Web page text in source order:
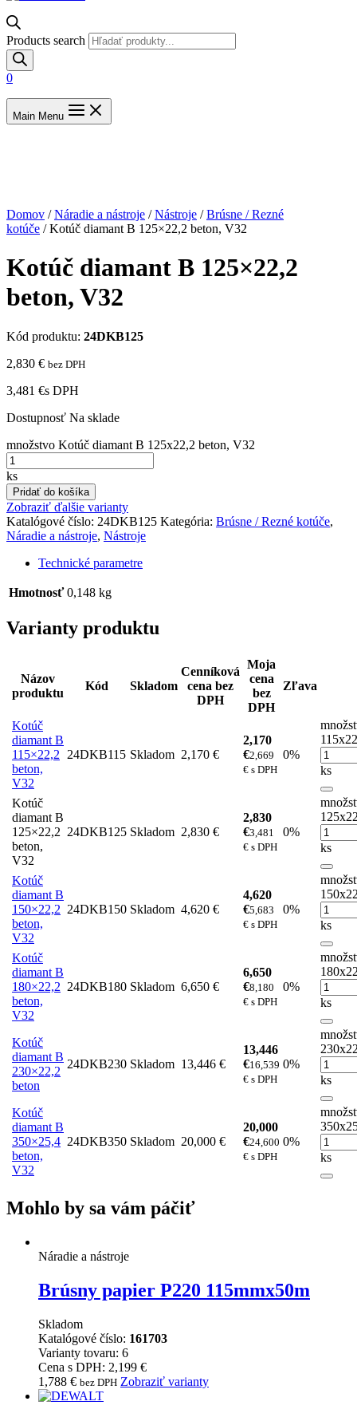
Products search
0
Main Menu
Domov /Náradie a nástroje /Nástroje /Brúsne / Rezné
kotúče / Kotúč diamant B 125×22,2 beton, V32
Kotúč diamant B 125×22,2
beton, V32
Kód produktu: 24DKB125
2,830 € bez DPH
3,481 €s DPH
Dostupnosť Na sklade
množstvo Kotúč diamant B 125x22,2 beton, V32
ks
Pridať do košíka
Zobraziť ďalšie varianty
Katalógové číslo: 24DKB125 Kategória: Brúsne / Rezné kotúče,
Náradie a nástroje, Nástroje
Technické parametre
Hmotnosť 0,148 kg
Varianty produktu
Názov
produktu
Kód Skladom
Cenníková
cena bez
DPH
Moja
cena
bez
DPH
Zľava
Kotúč
diamant B
115×22,2
beton,
V32
24DKB115 Skladom 2,170 €
2,170
€2,669
€ s DPH
0%
ks
Kotúč
diamant B
125×22,2
beton,
V32
24DKB125 Skladom 2,830 €
2,830
€3,481
€ s DPH
0%
ks
Kotúč
diamant B
150×22,2
beton,
V32
24DKB150 Skladom 4,620 €
4,620
€5,683
€ s DPH
0%
ks
Kotúč
diamant B
180×22,2
beton,
V32
24DKB180 Skladom 6,650 €
6,650
€8,180
€ s DPH
0%
ks
Kotúč
diamant B
230×22,2
beton
24DKB230 Skladom 13,446 €
13,446
€16,539
€ s DPH
0%
ks
Kotúč
diamant B
350×25,4
beton,
V32
24DKB350 Skladom 20,000 €
20,000
€24,600
€ s DPH
0%
ks
Mohlo by sa vám páčiť
Náradie a nástroje
Brúsny papier P220 115mmx50m
Skladom
Katalógové číslo: 161703
Varianty tovaru: 6
Cena s DPH: 2,199 €
1,788 € bez DPH Zobraziť varianty